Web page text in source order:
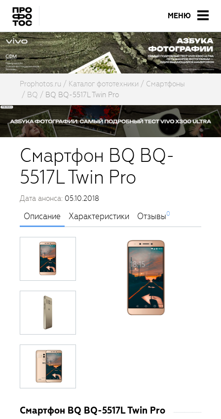
МЕНЮ
Prophotos.ru Каталог фототехники
Смартфоны
BQ
BQ BQ-5517L Twin Pro
Смартфон BQ BQ-
5517L Twin Pro
Дата анонса: 05.10.2018
Описание Характеристики Отзывы0
Смартфон BQ BQ-5517L Twin Pro